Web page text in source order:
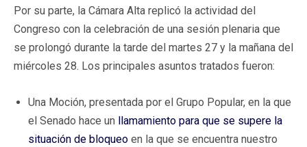
Por su parte, la Cámara Alta replicó la actividad del
Congreso con la celebración de una sesión plenaria que
se prolongó durante la tarde del martes 27 y la mañana del
miércoles 28. Los principales asuntos tratados fueron:
Una Moción, presentada por el Grupo Popular, en la que
el Senado hace un llamamiento para que se supere la
situación de bloqueo en la que se encuentra nuestro